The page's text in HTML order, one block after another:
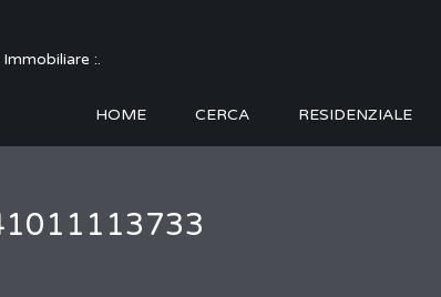
HOME CERCA RESIDENZIALE